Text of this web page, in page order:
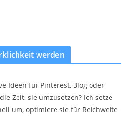
werden
Ideen für Pinterest, Blog oder
Zeit, sie umzusetzen? Ich setze
um, optimiere sie für Reichweite